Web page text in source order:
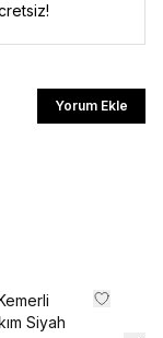
Yorum Ekle
Siyah